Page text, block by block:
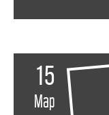
15
Мар